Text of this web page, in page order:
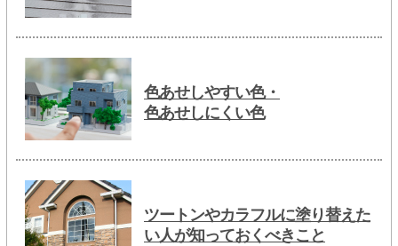
色あせしやすい色・
色あせしにくい色
ツートンやカラフルに塗り替えた
い人が知っておくべきこと